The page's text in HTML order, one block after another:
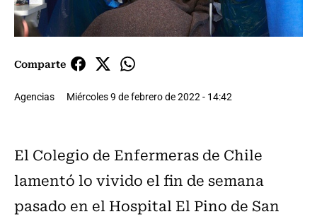
Comparte
Agencias Miércoles 9 de febrero de 2022 - 14:42
El Colegio de Enfermeras de Chile
lamentó lo vivido el fin de semana
pasado en el Hospital El Pino de San